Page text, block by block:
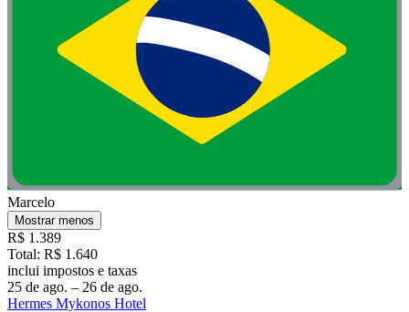
Marcelo
Mostrar menos
R$ 1.389
Total: R$ 1.640
inclui impostos e taxas
25 de ago. – 26 de ago.
Hermes Mykonos Hotel